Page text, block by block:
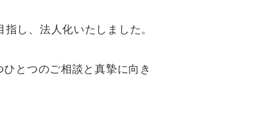
し、法人化いたしました。
とつのご相談と真摯に向き